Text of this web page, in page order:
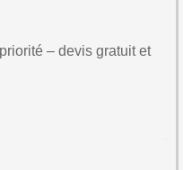
– devis gratuit et